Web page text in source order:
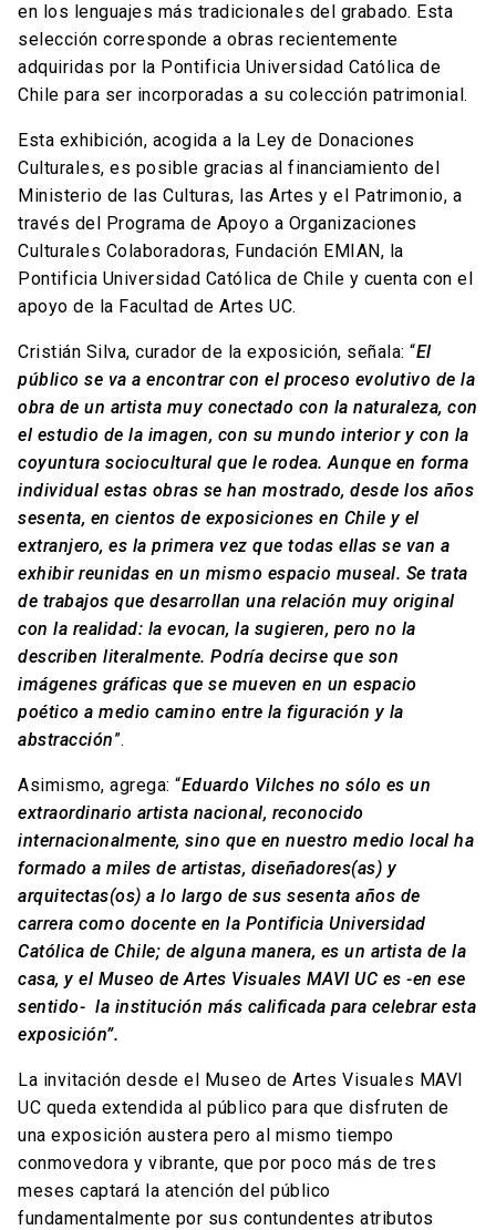
en los lenguajes más tradicionales del grabado. Esta
selección corresponde a obras recientemente
adquiridas por la Pontificia Universidad Católica de
Chile para ser incorporadas a su colección patrimonial.
Esta exhibición, acogida a la Ley de Donaciones
Culturales, es posible gracias al financiamiento del
Ministerio de las Culturas, las Artes y el Patrimonio, a
través del Programa de Apoyo a Organizaciones
Culturales Colaboradoras, Fundación EMIAN, la
Pontificia Universidad Católica de Chile y cuenta con el
apoyo de la Facultad de Artes UC.
Cristián Silva, curador de la exposición, señala: “El
público se va a encontrar con el proceso evolutivo de la
obra de un artista muy conectado con la naturaleza, con
el estudio de la imagen, con su mundo interior y con la
coyuntura sociocultural que le rodea. Aunque en forma
individual estas obras se han mostrado, desde los años
sesenta, en cientos de exposiciones en Chile y el
extranjero, es la primera vez que todas ellas se van a
exhibir reunidas en un mismo espacio museal. Se trata
de trabajos que desarrollan una relación muy original
con la realidad: la evocan, la sugieren, pero no la
describen literalmente. Podría decirse que son
imágenes gráficas que se mueven en un espacio
poético a medio camino entre la figuración y la
abstracción”.
Asimismo, agrega: “Eduardo Vilches no sólo es un
extraordinario artista nacional, reconocido
internacionalmente, sino que en nuestro medio local ha
formado a miles de artistas, diseñadores(as) y
arquitectas(os) a lo largo de sus sesenta años de
carrera como docente en la Pontificia Universidad
Católica de Chile; de alguna manera, es un artista de la
casa, y el Museo de Artes Visuales MAVI UC es -en ese
sentido- la institución más calificada para celebrar esta
exposición”.
La invitación desde el Museo de Artes Visuales MAVI
UC queda extendida al público para que disfruten de
una exposición austera pero al mismo tiempo
conmovedora y vibrante, que por poco más de tres
meses captará la atención del público
fundamentalmente por sus contundentes atributos